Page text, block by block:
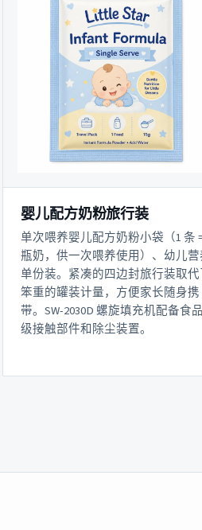
婴儿配方奶粉旅行装
单次喂养婴儿配方奶粉小袋（1 条
瓶奶，供一次喂养使用）、幼儿营
单份装。紧凑的四边封旅行装取代
笨重的罐装计量，方便家长随身携
带。SW-2030D 螺旋填充机配备食品
级接触部件和除尘装置。